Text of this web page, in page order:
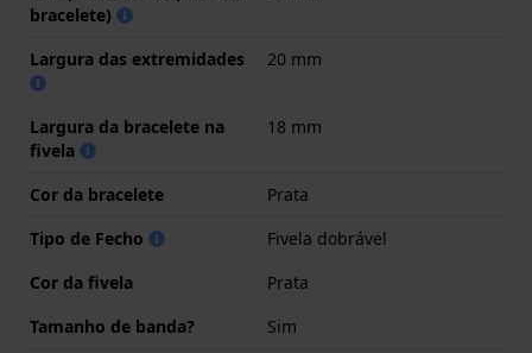
bracelete)
Largura das extremidades 20 mm
Largura da bracelete na
fivela
18 mm
Cor da bracelete
Prata
Tipo de Fecho
Fivela dobrável
Cor da fivela
Prata
Tamanho de banda?
Sim